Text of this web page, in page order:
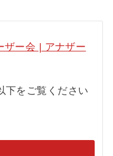
ザー会 | アナザー
下をご覧ください